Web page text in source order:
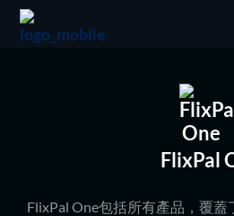
FlixPal
FlixPal One包括所有產品，覆